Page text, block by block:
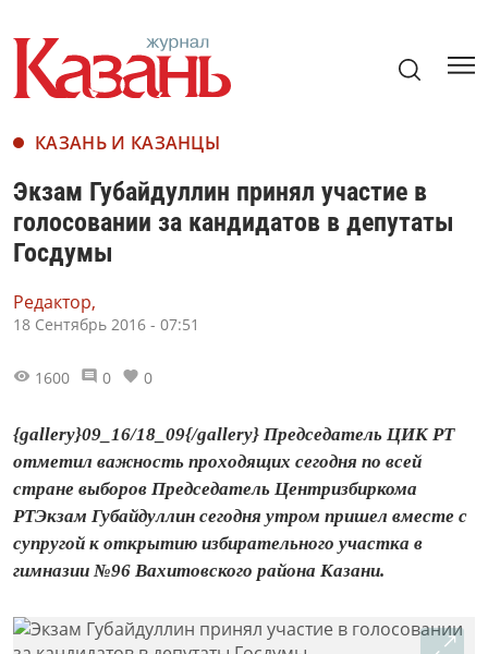
КАЗАНЬ И КАЗАНЦЫ
Экзам Губайдуллин принял участие в
голосовании за кандидатов в депутаты
Госдумы
Редактор,
18 Сентябрь 2016 - 07:51
1600 0 0
{gallery}09_16/18_09{/gallery} Председатель ЦИК РТ
отметил важность проходящих сегодня по всей
стране выборов Председатель Центризбиркома
РТЭкзам Губайдуллин сегодня утром пришел вместе с
супругой к открытию избирательного участка в
гимназии №96 Вахитовского района Казани.